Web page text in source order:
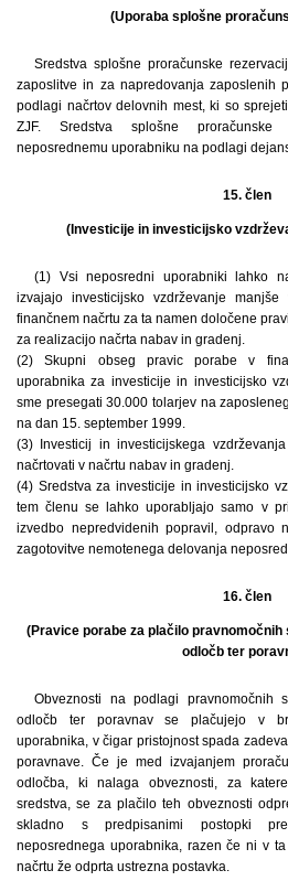
(Uporaba splošne
Sredstva splošne proračunske
zaposlitve in za napredovanja zaposlenih
podlagi načrtov delovnih mest, ki so
ZJF. Sredstva splošne
neposrednemu uporabniku na podlagi
15. člen
(Investicije in investicijsko
(1) Vsi neposredni uporabniki lahko
izvajajo investicijsko vzdrževanje
finančnem načrtu za ta namen določene
za realizacijo načrta nabav in gradenj.
(2) Skupni obseg pravic porabe v
uporabnika za investicije in investicijsko
sme presegati 30.000 tolarjev na
na dan 15. september 1999.
(3) Investicij in investicijskega
načrtovati v načrtu nabav in gradenj.
(4) Sredstva za investicije in investicijsko
tem členu se lahko uporabljajo samo v
izvedbo nepredvidenih popravil, odpravo
zagotovitve nemotenega delovanja
16. člen
(Pravice porabe za plačilo
odločb ter
Obveznosti na podlagi pravnomočnih
odločb ter poravnav se plačujejo v
uporabnika, v čigar pristojnost spada
poravnave. Če je med izvajanjem
odločba, ki nalaga obveznosti, za
sredstva, se za plačilo teh obveznosti
skladno s predpisanimi postopki
neposrednega uporabnika, razen če ni v
načrtu že odprta ustrezna postavka.